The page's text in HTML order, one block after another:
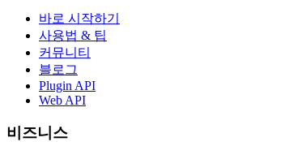
바로 시작하기
사용법 & 팁
커뮤니티
블로그
Plugin API
Web API
비즈니스